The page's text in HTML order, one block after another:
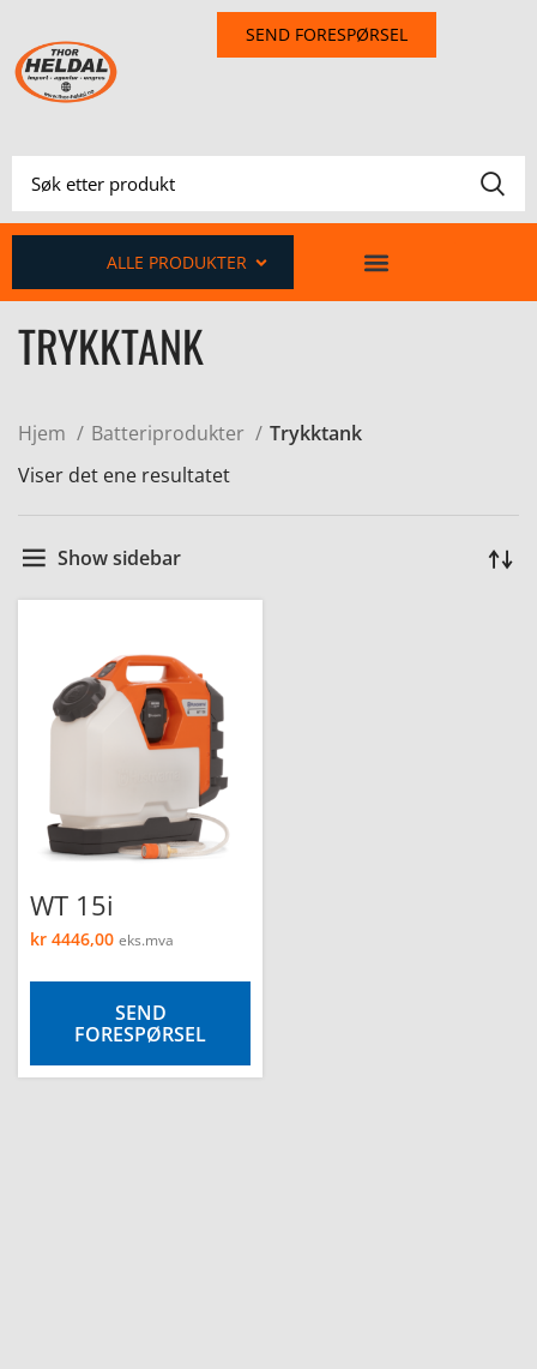
SEND FORESPØRSEL
ALLE PRODUKTER
TRYKKTANK
Hjem Batteriprodukter
Trykktank
Viser det ene resultatet
Show sidebar
WT 15i
kr 4446,00 eks.mva
SEND
FORESPØRSEL